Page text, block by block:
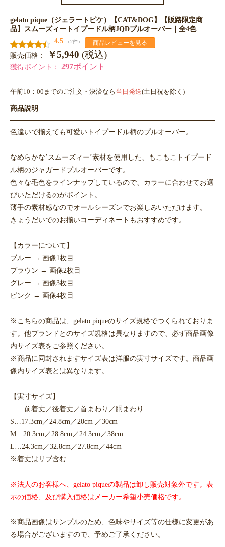
gelato pique（ジェラートピケ）【CAT&DOG】【販路限定商
品】スムーズィートイプードル柄JQDプルオーバー｜全4色
4.5
（2件） 商品レビューを見る
販売価格： ￥5,940 (税込)
獲得ポイント： 297ポイント
午前10：00までのご注文・決済なら 当日発送(土日祝を除く)
商品説明
色違いで揃えても可愛いトイプードル柄のプルオーバー。
なめらかな’スムーズィー’素材を使用した、もこもこトイプード
ル柄のジャガードプルオーバーです。
色々な毛色をラインナップしているので、カラーに合わせてお選
びいただけるのがポイント。
薄手の素材感なのでオールシーズンでお楽しみいただけます。
きょうだいでのお揃いコーディネートもおすすめです。
【カラーについて】
ブルー → 画像1枚目
ブラウン → 画像2枚目
グレー → 画像3枚目
ピンク → 画像4枚目
※こちらの商品は、gelato piqueのサイズ規格でつくられておりま
す。他ブランドとのサイズ規格は異なりますので、必ず商品画像
内サイズ表をご参照ください。
※商品に同封されますサイズ表は洋服の実寸サイズです。商品画
像内サイズ表とは異なります。
【実寸サイズ】
前着丈／後着丈／首まわり／胴まわり
S…17.3cm／24.8cm／20cm ／30cm
M…20.3cm／28.8cm／24.3cm／38cm
L…24.3cm／32.8cm／27.8cm／44cm
※着丈はリブ含む
※法人のお客様へ、gelato piqueの製品は卸し販売対象外です。表
示の価格、及び購入価格はメーカー希望小売価格です。
※商品画像はサンプルのため、色味やサイズ等の仕様に変更があ
る場合がございますので、予めご了承ください。